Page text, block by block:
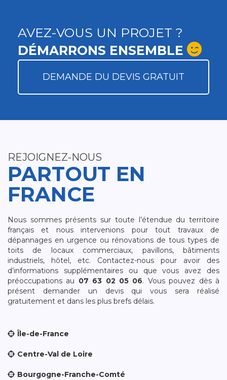
AVEZ-VOUS UN PROJET ?
DÉMARRONS ENSEMBLE
DEMANDE DU DEVIS GRATUIT
REJOIGNEZ-NOUS
PARTOUT EN
FRANCE
Nous sommes présents sur toute l’étendue du territoire
français et nous intervenions pour tout travaux de
dépannages en urgence ou rénovations de tous types de
toits de locaux commerciaux, pavillons, bâtiments
industriels, hôtel, etc. Contactez-nous pour avoir des
d’informations supplémentaires ou que vous avez des
préoccupations au 07 63 02 05 06. Vous pouvez dès à
présent demander un devis qui vous sera réalisé
gratuitement et dans les plus brefs délais.
Île-de-France
Centre-Val de Loire
Bourgogne-Franche-Comté